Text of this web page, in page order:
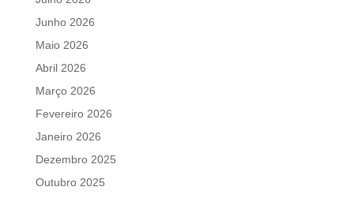
Junho 2026
Maio 2026
Abril 2026
Março 2026
Fevereiro 2026
Janeiro 2026
Dezembro 2025
Outubro 2025